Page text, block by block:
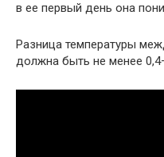
в ее первый день она
Разница температуры
должна быть не менее